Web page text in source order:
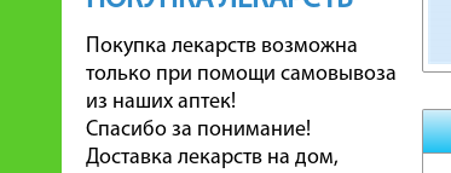
Покупка лекарств возможна
только при помощи самовывоза
из наших аптек!
Спасибо за понимание!
Доставка лекарств на дом,